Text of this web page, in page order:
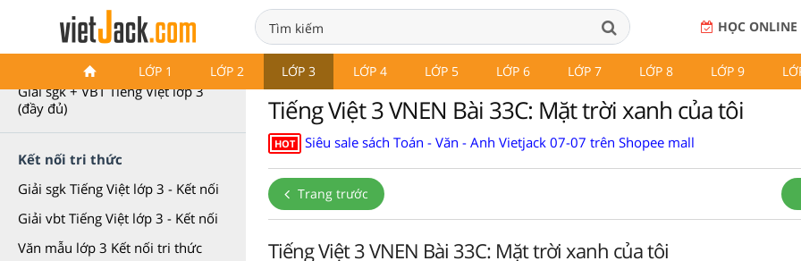
HỌC ONLINE
LỚP 1 LỚP 2 LỚP 3 LỚP 4 LỚP 5 LỚP 6 LỚP 7 LỚP 8 LỚP 9
Tiếng Việt lớp 3
Giải sgk + VBT Tiếng Việt lớp 3
(đầy đủ)
Kết nối tri thức
Giải sgk Tiếng Việt lớp 3 - Kết nối
Giải vbt Tiếng Việt lớp 3 - Kết nối
Văn mẫu lớp 3 Kết nối tri thức
Tiếng Việt 3 VNEN Bài 33C: Mặt trời xanh của tôi
HOT Siêu sale sách Toán - Văn - Anh Vietjack 07-07 trên Shopee mall
Trang trước
Tiếng Việt 3 VNEN Bài 33C: Mặt trời xanh của tôi